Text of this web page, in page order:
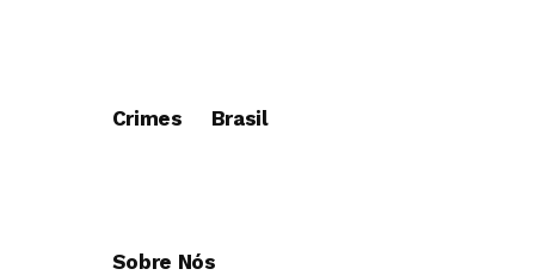
Crimes Brasil
Sobre Nós